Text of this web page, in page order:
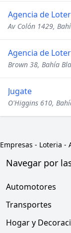
Agencia de
Av Colón 1429,
Agencia de
Brown 38, Bahía
Jugate
O'Higgins 610,
Empresas - Loteria -
Navegar por
Automotores
Transportes
Hogar y